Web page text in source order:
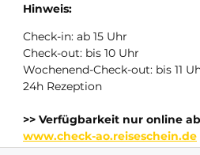
Hinweis:
Check-in: ab 15 Uhr
Check-out: bis 10 Uhr
Wochenend-Check-out: bis 11
24h Rezeption
>> Verfügbarkeit nur online
www.check-ao.reiseschein.de